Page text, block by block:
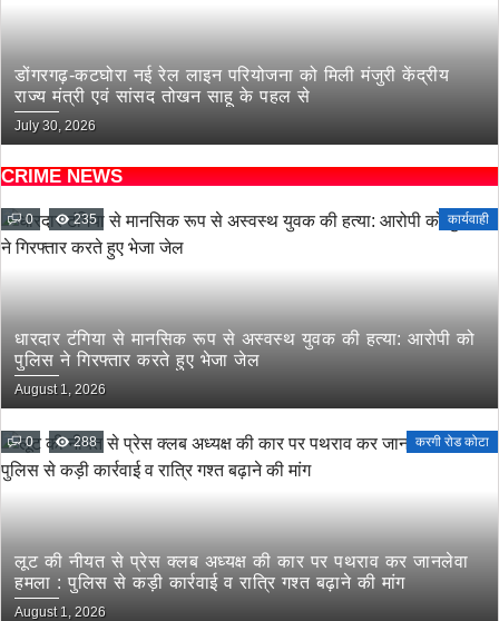
डोंगरगढ़-कटघोरा नई रेल लाइन परियोजना को मिली मंजुरी केंद्रीय
राज्य मंत्री एवं सांसद तोखन साहू के पहल से
July 30, 2026
CRIME NEWS
0 235 कार्यवाही
धारदार टंगिया से मानसिक रूप से अस्वस्थ युवक की हत्या: आरोपी को
पुलिस ने गिरफ्तार करते हुए भेजा जेल
August 1, 2026
0 288 करगी रोड कोटा
लूट की नीयत से प्रेस क्लब अध्यक्ष की कार पर पथराव कर जानलेवा
हमला : पुलिस से कड़ी कार्रवाई व रात्रि गश्त बढ़ाने की मांग
August 1, 2026